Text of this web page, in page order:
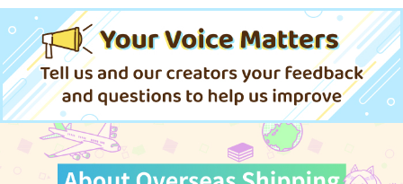
神座万象・第十四機
関
専売 2,178円 （税込）
オリジナル
サンプル
カート
ための特殊魔石や 3
スクウェア・エニック
ス
770 円（税込）
サンプル
作品詳細